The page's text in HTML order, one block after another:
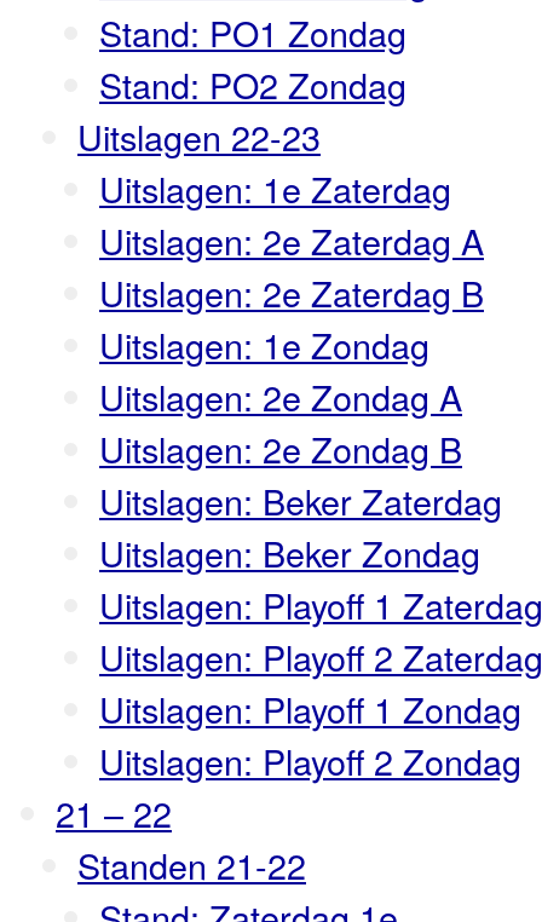
Stand: PO1 Zondag
Stand: PO2 Zondag
Uitslagen 22-23
Uitslagen: 1e Zaterdag
Uitslagen: 2e Zaterdag A
Uitslagen: 2e Zaterdag B
Uitslagen: 1e Zondag
Uitslagen: 2e Zondag A
Uitslagen: 2e Zondag B
Uitslagen: Beker Zaterdag
Uitslagen: Beker Zondag
Uitslagen: Playoff 1 Zaterdag
Uitslagen: Playoff 2 Zaterdag
Uitslagen: Playoff 1 Zondag
Uitslagen: Playoff 2 Zondag
21 – 22
Standen 21-22